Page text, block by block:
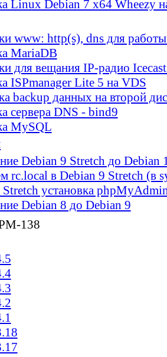
Linux Debian 7 x64 Wheezy
www: http(s), dns для
MariaDB
для вещания IP-радио
ISPmanager Lite 5 на VDS
backup данных на второй
сервера DNS - bind9
MySQL
Debian 9 Stretch до Debian
rc.local в Debian 9 Stretch (в
установка
Debian 8 до Debian 9
138